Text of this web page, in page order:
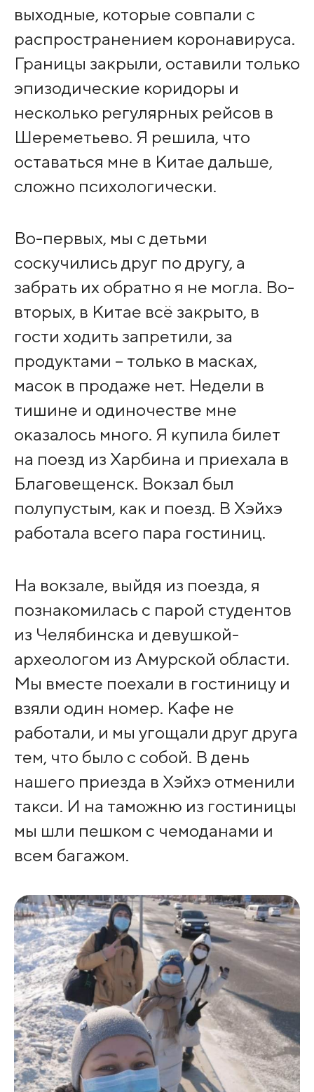
выходные, которые совпали с
распространением коронавируса.
Границы закрыли, оставили только
эпизодические коридоры и
несколько регулярных рейсов в
Шереметьево. Я решила, что
оставаться мне в Китае дальше,
сложно психологически.
Во-первых, мы с детьми
соскучились друг по другу, а
забрать их обратно я не могла. Во-
вторых, в Китае всё закрыто, в
гости ходить запретили, за
продуктами – только в масках,
масок в продаже нет. Недели в
тишине и одиночестве мне
оказалось много. Я купила билет
на поезд из Харбина и приехала в
Благовещенск. Вокзал был
полупустым, как и поезд. В Хэйхэ
работала всего пара гостиниц.
На вокзале, выйдя из поезда, я
познакомилась с парой студентов
из Челябинска и девушкой-
археологом из Амурской области.
Мы вместе поехали в гостиницу и
взяли один номер. Кафе не
работали, и мы угощали друг друга
тем, что было с собой. В день
нашего приезда в Хэйхэ отменили
такси. И на таможню из гостиницы
мы шли пешком с чемоданами и
всем багажом.